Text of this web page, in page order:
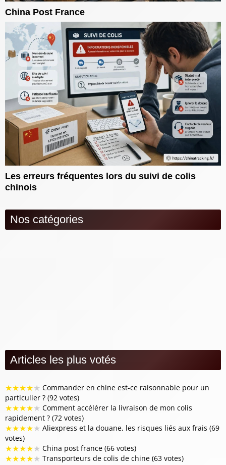
China Post France
Les erreurs fréquentes lors du suivi de colis
chinois
Nos catégories
Articles les plus votés
★★★★★ Commander en chine est-ce raisonnable pour un
particulier ? (92 votes)
★★★★★ Comment accélérer la livraison de mon colis
rapidement ? (72 votes)
★★★★★ Aliexpress et la douane, les risques liés aux frais (69
votes)
★★★★★ China post france (66 votes)
★★★★★ Transporteurs de colis de chine (63 votes)